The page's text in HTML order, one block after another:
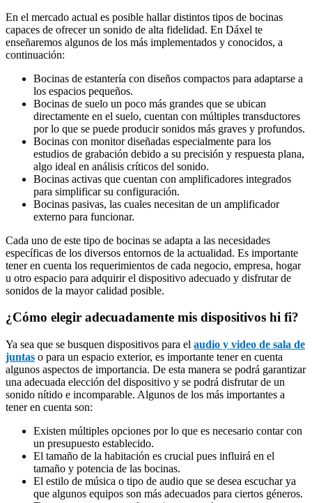
En el mercado actual es posible hallar distintos tipos de bocinas
capaces de ofrecer un sonido de alta fidelidad. En Dáxel te
enseñaremos algunos de los más implementados y conocidos, a
continuación:
Bocinas de estantería con diseños compactos para adaptarse a
los espacios pequeños.
Bocinas de suelo un poco más grandes que se ubican
directamente en el suelo, cuentan con múltiples transductores
por lo que se puede producir sonidos más graves y profundos.
Bocinas con monitor diseñadas especialmente para los
estudios de grabación debido a su precisión y respuesta plana,
algo ideal en análisis críticos del sonido.
Bocinas activas que cuentan con amplificadores integrados
para simplificar su configuración.
Bocinas pasivas, las cuales necesitan de un amplificador
externo para funcionar.
Cada uno de este tipo de bocinas se adapta a las necesidades
específicas de los diversos entornos de la actualidad. Es importante
tener en cuenta los requerimientos de cada negocio, empresa, hogar
u otro espacio para adquirir el dispositivo adecuado y disfrutar de
sonidos de la mayor calidad posible.
¿Cómo elegir adecuadamente mis dispositivos hi fi?
Ya sea que se busquen dispositivos para el audio y video de sala de
juntas o para un espacio exterior, es importante tener en cuenta
algunos aspectos de importancia. De esta manera se podrá garantizar
una adecuada elección del dispositivo y se podrá disfrutar de un
sonido nítido e incomparable. Algunos de los más importantes a
tener en cuenta son:
Existen múltiples opciones por lo que es necesario contar con
un presupuesto establecido.
El tamaño de la habitación es crucial pues influirá en el
tamaño y potencia de las bocinas.
El estilo de música o tipo de audio que se desea escuchar ya
que algunos equipos son más adecuados para ciertos géneros.